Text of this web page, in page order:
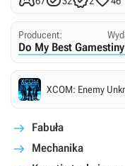
Producent:
Do My Best Games
XCOM: Enemy
Fabuła
Mechanika